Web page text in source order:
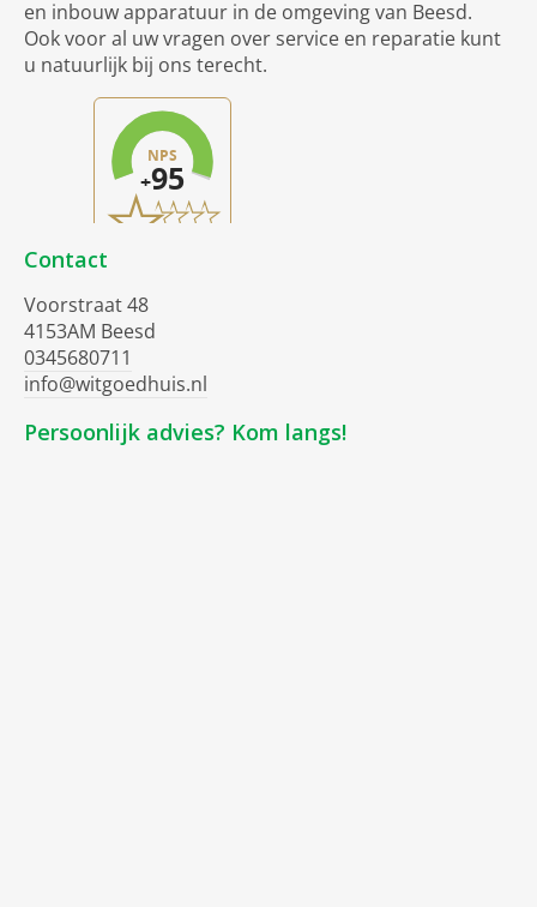
en inbouw apparatuur in de omgeving van Beesd.
Ook voor al uw vragen over service en reparatie kunt
u natuurlijk bij ons terecht.
Contact
Voorstraat 48
4153AM Beesd
0345680711
info@witgoedhuis.nl
Persoonlijk advies? Kom langs!